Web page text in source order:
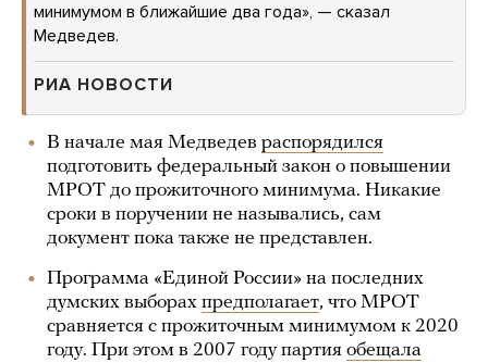
минимумом в ближайшие два года», — сказал
Медведев.
РИА НОВОСТИ
В начале мая Медведев распорядился
подготовить федеральный закон о повышении
МРОТ до прожиточного минимума. Никакие
сроки в поручении не назывались, сам
документ пока также не представлен.
Программа «Единой России» на последних
думских выборах предполагает, что МРОТ
сравняется с прожиточным минимумом к 2020
году. При этом в 2007 году партия обещала